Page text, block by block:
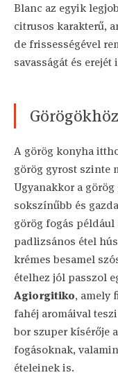
Blanc az egyik
citrusos karakterű,
de frissességével
savasságát és erejét
A görög konyha
görög gyrost szinte
Ugyanakkor a
sokszínűbb és
görög fogás
padlizsános étel
krémes besamel
ételhez jól passzol
Agiorgitiko, amely
fahéj aromáival
bor szuper kísérője
fogásoknak,
ételeinek is.